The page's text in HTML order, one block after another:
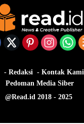
Redaksi Kontak Kami
Pedoman Media Siber
@Read.id 2018 - 2025